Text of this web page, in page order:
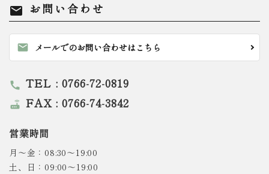
mail お問い合わせ
mail メールでのお問い合わせはこちら
call TEL : 0766-72-0819
router FAX : 0766-74-3842
営業時間
月～金：08:30～19:00
土、日：09:00～19:00